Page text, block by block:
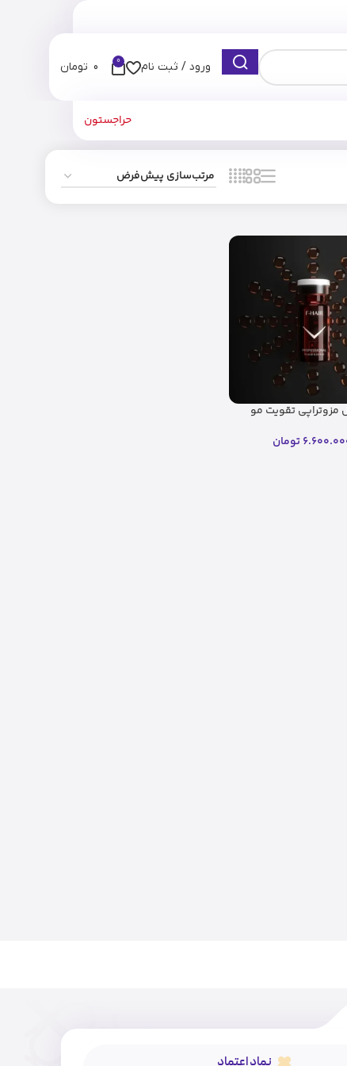
ورود / ثبت نام 0
0 تومان
حراجستون
مزوتراپی تقویت مو
تومان